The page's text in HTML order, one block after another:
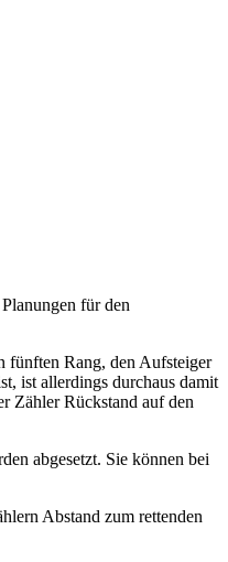
für den
fünften Rang, den Aufsteiger
ist allerdings durchaus damit
Zähler Rückstand auf den
abgesetzt. Sie können bei
Abstand zum rettenden